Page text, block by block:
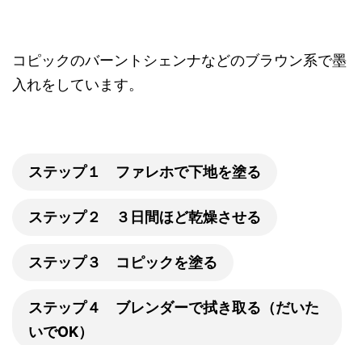
コピックのバーントシェンナなどのブラウン系で墨
入れをしています。
ステップ１ ファレホで下地を塗る
ステップ２ ３日間ほど乾燥させる
ステップ３ コピックを塗る
ステップ４ ブレンダーで拭き取る（だいた
いでOK）